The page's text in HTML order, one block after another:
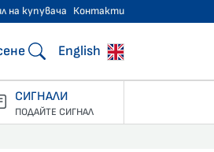
на купувача Контакти
English
СИГНАЛИ
ПОДАЙТЕ СИГНАЛ